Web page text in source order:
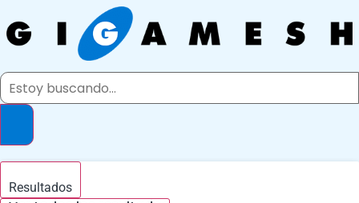
al
contenido
Search
Resultados